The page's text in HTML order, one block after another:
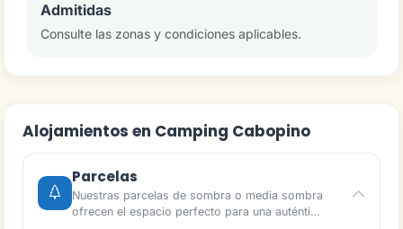
Admitidas
Consulte las zonas y condiciones aplicables.
Alojamientos en Camping Cabopino
Parcelas
Nuestras parcelas de sombra o media sombra
ofrecen el espacio perfecto para una auténti…